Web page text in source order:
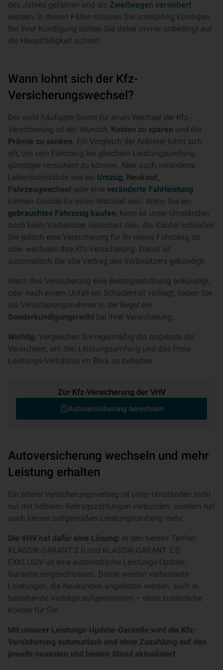
des Jahres gefahren und als Zweitwagen versichert
werden. In diesen Fällen müssen Sie unterjährig kündigen.
Bei Ihrer Kündigung sollten Sie daher immer unbedingt auf
die Hauptfälligkeit achten!
Wann lohnt sich der Kfz-
Versicherungswechsel?
Der wohl häufigste Grund für einen Wechsel der Kfz-
Versicherung ist der Wunsch, Kosten zu sparen und die
Prämie zu senken. Ein Vergleich der Anbieter lohnt sich
oft, um sein Fahrzeug bei gleichem Leistungsumfang
günstiger versichern zu können. Aber auch veränderte
Lebensumstände wie ein Umzug, Neukauf,
Fahrzeugwechsel oder eine veränderte Fahrleistung
können Gründe für einen Wechsel sein. Wenn Sie ein
gebrauchtes Fahrzeug kaufen, kann es unter Umständen
noch beim Vorbesitzer versichert sein. Als Käufer schließen
Sie jedoch eine Versicherung für Ihr neues Fahrzeug ab
oder wechseln Ihre Kfz-Versicherung. Damit ist
automatisch der alte Vertrag des Vorbesitzers gekündigt.
Wenn Ihre Versicherung eine Beitragserhöhung ankündigt,
oder nach einem Unfall ein Schadenfall vorliegt, haben Sie
als Versicherungsnehmer in der Regel ein
Sonderkündigungsrecht bei Ihrer Versicherung.
Wichtig: Vergleichen Sie regelmäßig die Angebote der
Versicherer, um den Leistungsumfang und das Preis-
Leistungs-Verhältnis im Blick zu behalten.
Zur Kfz-Versicherung der VHV
Autoversicherung berechnen
Autoversicherung wechseln und mehr
Leistung erhalten
Ein älterer Versicherungsvertrag ist unter Umständen nicht
nur mit höheren Beitragszahlungen verbunden, sondern hat
auch keinen zeitgemäßen Leistungsumfang mehr.
Die VHV hat dafür eine Lösung: In den beiden Tarifen
KLASSIK-GARANT 2.0 und KLASSIK-GARANT 2.0
EXKLUSIV ist eine automatische Leistungs-Update-
Garantie eingeschlossen. Damit werden verbesserte
Leistungen, die Neukunden angeboten werden, auch in
bestehende Verträge aufgenommen – ohne zusätzliche
Kosten für Sie.
Mit unserer Leistungs-Update-Garantie wird die Kfz-
Versicherung automatisch und ohne Zuzahlung auf den
jeweils neuesten und besten Stand aktualisiert.